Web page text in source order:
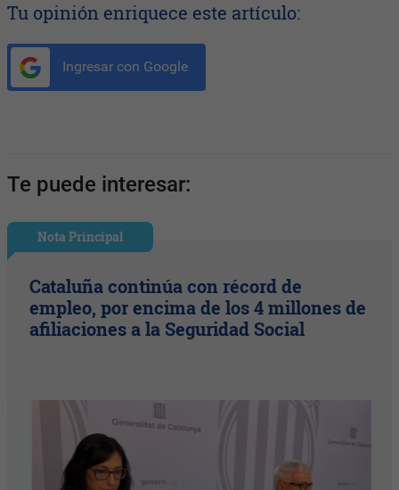
Tu opinión enriquece este artículo:
Ingresar con Google
Te puede interesar:
Nota Principal
Cataluña continúa con récord de
empleo, por encima de los 4 millones de
afiliaciones a la Seguridad Social